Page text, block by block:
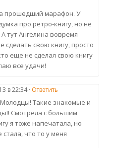
прошедший марафон. У
про ретро-книгу, но не
тут Ангелина вовремя
сделать свою книгу, просто
еще не сделал свою книгу
все удачи!
в 22:34 · Ответить
Такие знакомые и
Смотрела с большим
я тоже напечатала, но
что то у меня